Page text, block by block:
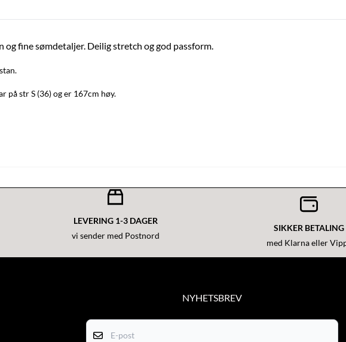
og fine sømdetaljer. Deilig stretch og god passform.
på str S (36) og er 167cm høy.
LEVERING 1-3 DAGER
vi sender med Postnord
SIKKER BETALING
med Klarna eller
NYHETSBREV